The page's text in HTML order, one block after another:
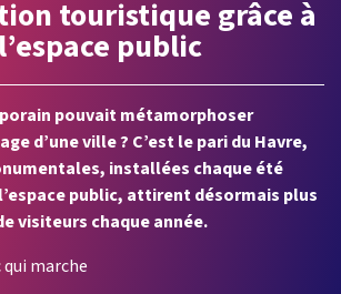
touristique grâce à
public
pouvait métamorphoser
d’une ville ? C’est le pari du Havre,
installées chaque été
public, attirent désormais plus
visiteurs chaque année.
marche